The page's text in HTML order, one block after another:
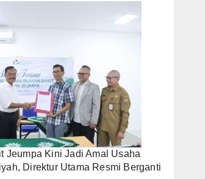
Jeumpa Kini Jadi Amal Usaha
Direktur Utama Resmi Berganti